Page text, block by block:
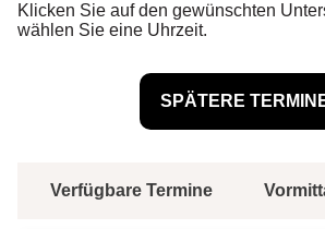
Klicken Sie auf den gewünschten
wählen Sie eine Uhrzeit.
Verfügbare Termine